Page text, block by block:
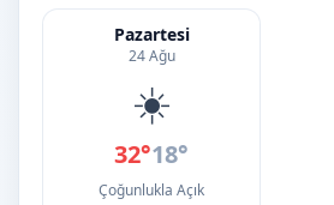
Pazartesi
24 Ağu
☀️
32°18°
Çoğunlukla Açık